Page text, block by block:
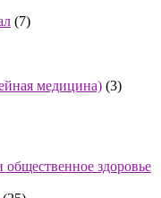
(7)
медицина) (3)
здоровье